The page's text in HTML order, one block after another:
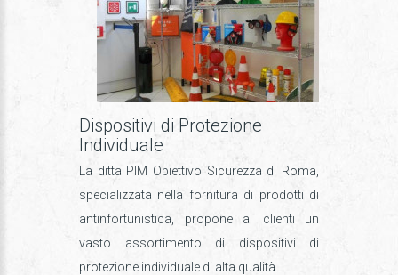
Dispositivi di Protezione
Individuale
La ditta PIM Obiettivo Sicurezza di Roma,
specializzata nella fornitura di prodotti di
antinfortunistica, propone ai clienti un
vasto assortimento di dispositivi di
protezione individuale di alta qualità.